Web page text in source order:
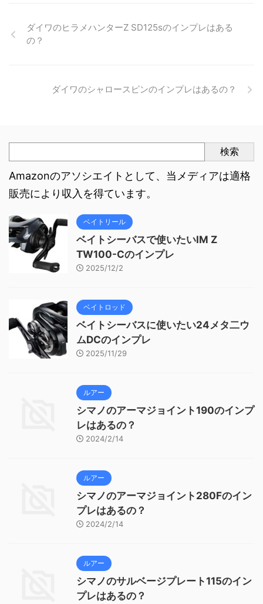
ダイワのヒラメハンターZ SD125sのインプレはある
の？
ダイワのシャロースピンのインプレはあるの？
検索
Amazonのアソシエイトとして、当メディアは適格
販売により収入を得ています。
ベイトリール
ベイトシーバスで使いたいIM Z
TW100-Cのインプレ
2025/12/2
ベイトロッド
ベイトシーバスに使いたい24メタ二ウ
ムDCのインプレ
2025/11/29
ルアー
シマノのアーマジョイント190のインプ
レはあるの？
2024/2/14
ルアー
シマノのアーマジョイント280Fのイン
プレはあるの？
2024/2/14
ルアー
シマノのサルベージプレート115のイン
プレはあるの？